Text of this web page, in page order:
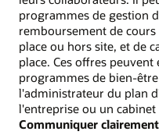
programmes de gestion
remboursement de
place ou hors site, et de
place. Ces offres
programmes de bien-
l'administrateur du plan
l'entreprise ou un cabinet
Communiquer